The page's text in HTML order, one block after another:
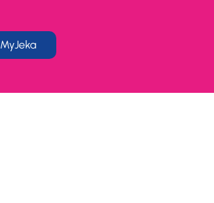
MyJeka